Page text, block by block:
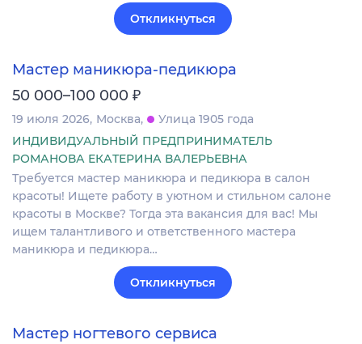
Откликнуться
Мастер маникюра-педикюра
50 000–100 000 ₽
19 июля 2026 Москва
Улица 1905 года
ИНДИВИДУАЛЬНЫЙ ПРЕДПРИНИМАТЕЛЬ
РОМАНОВА ЕКАТЕРИНА ВАЛЕРЬЕВНА
Требуется мастер маникюра и педикюра в салон
красоты! Ищете работу в уютном и стильном салоне
красоты в Москве? Тогда эта вакансия для вас! Мы
ищем талантливого и ответственного мастера
маникюра и педикюра…
Откликнуться
Мастер ногтевого сервиса